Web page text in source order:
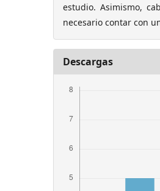
estudio. Asimismo,
necesario contar con
Descargas